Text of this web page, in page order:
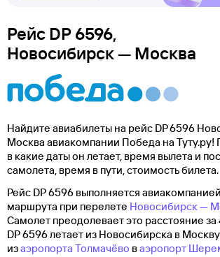
Рейс DP 6596,
Новосибирск — Москва
Найдите авиабилеты на рейс DP 6596
Москва авиакомпании Победа на Туту.ру!
в какие даты он летает, время вылета и
самолета, время в пути, стоимость билета.
Рейс DP 6596 выполняется авиакомпанией
маршрута при перелете Новосибирск —
Самолет преодолевает это расстояние
DP 6596 летает из Новосибирска в
изаэропорта Толмачёво ваэропорт